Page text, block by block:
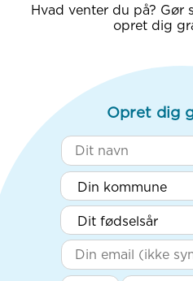
Hvad venter du på? Gør
opret dig
Opret dig